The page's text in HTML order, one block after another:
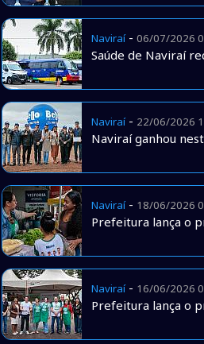
Naviraí- 06/07/2026
Saúde de Naviraí
Naviraí- 22/06/2026
Naviraí ganhou
Naviraí- 18/06/2026
Prefeitura lança o
Naviraí- 16/06/2026
Prefeitura lança o